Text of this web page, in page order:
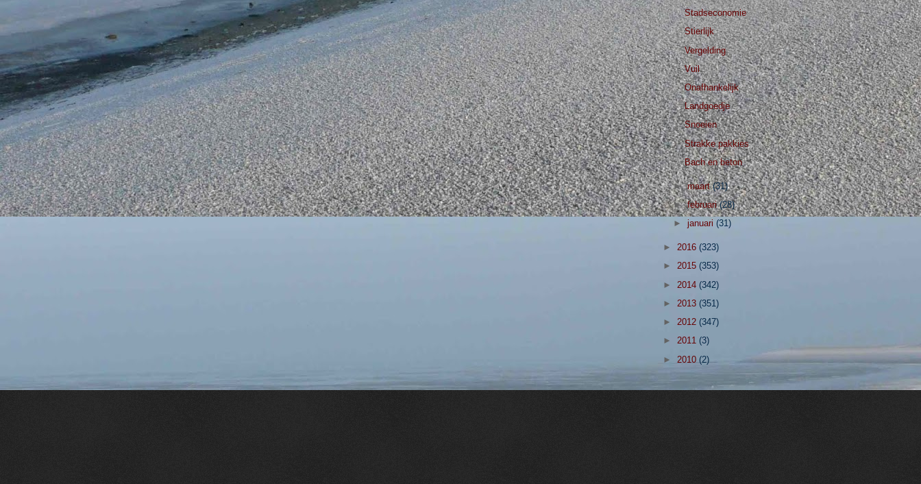
Stadseconomie
Stierlijk
Vergelding
Vuil
Onafhankelijk
Landgoedje
Snoeien
Strakke pakkies
Bach en beton
►maart(31)
►februari(28)
►januari(31)
► 2016 (323)
► 2015 (353)
► 2014 (342)
► 2013 (351)
► 2012 (347)
► 2011 (3)
► 2010 (2)